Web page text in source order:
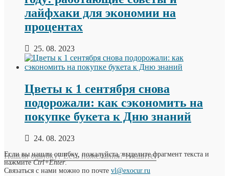
лайфхаки для экономии на
процентах
25. 08. 2023
Цветы к 1 сентября снова
подорожали: как сэкономить на
покупке букета к Дню знаний
24. 08. 2023
Нашли ошибку? Есть пожелания? Пишите!
Если вы нашли ошибку, пожалуйста, выделите фрагмент текста и
нажмитеCtrl+Enter.
Связаться с нами можно по почте vl@exocur.ru